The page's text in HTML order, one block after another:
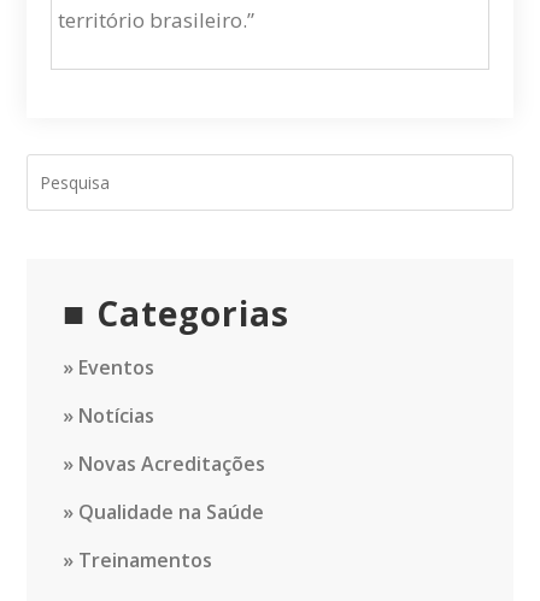
território brasileiro.”
Categorias
Eventos
Notícias
Novas Acreditações
Qualidade na Saúde
Treinamentos